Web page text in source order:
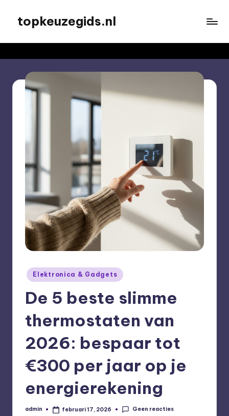
de
inhoud
topkeuzegids.nl
Geplaatst
in
Elektronica & Gadgets
De 5 beste slimme
thermostaten van
2026: bespaar tot
€300 per jaar op je
energierekening
Geplaatst
admin februari 17, 2026 Geen reacties